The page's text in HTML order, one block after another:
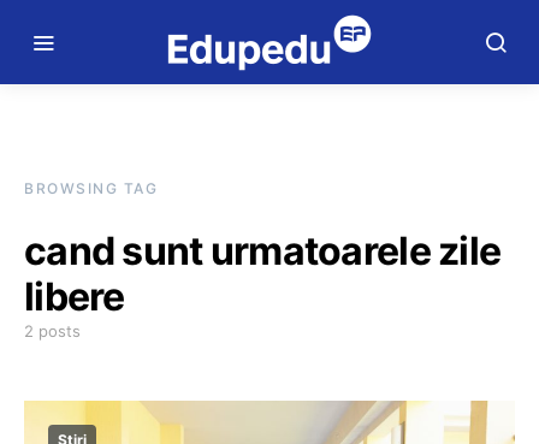
BROWSING TAG
cand sunt urmatoarele zile
libere
2 posts
Știri